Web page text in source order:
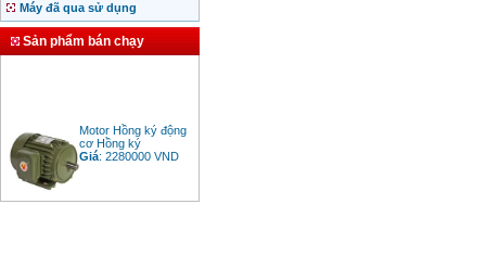
Máy đã qua sử dụng
Sản phẩm bán chạy
Motor Hồng ký động
cơ Hồng ký
Giá :2280000 VND